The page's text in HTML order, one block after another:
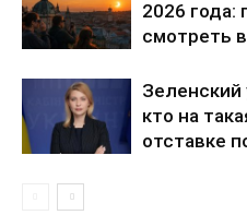
2026 года:
смотреть
Зеленский
кто на
отставке